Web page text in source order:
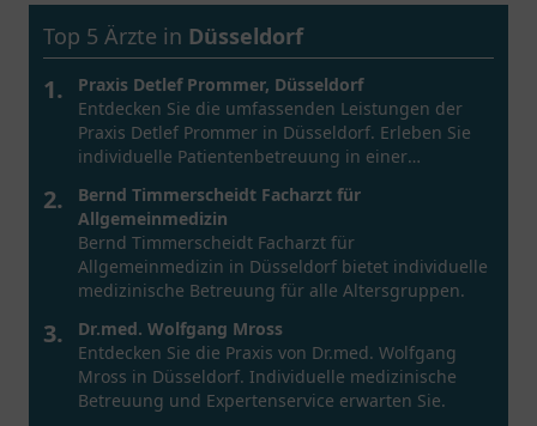
Top 5 Ärzte in Düsseldorf
1.
Praxis Detlef Prommer, Düsseldorf
Entdecken Sie die umfassenden Leistungen der
Praxis Detlef Prommer in Düsseldorf. Erleben Sie
individuelle Patientenbetreuung in einer
2.
Bernd Timmerscheidt Facharzt für
Allgemeinmedizin
Bernd Timmerscheidt Facharzt für
Allgemeinmedizin in Düsseldorf bietet individuelle
medizinische Betreuung für alle Altersgruppen.
3.
Dr.med. Wolfgang Mross
Entdecken Sie die Praxis von Dr.med. Wolfgang
Mross in Düsseldorf. Individuelle medizinische
Betreuung und Expertenservice erwarten Sie.